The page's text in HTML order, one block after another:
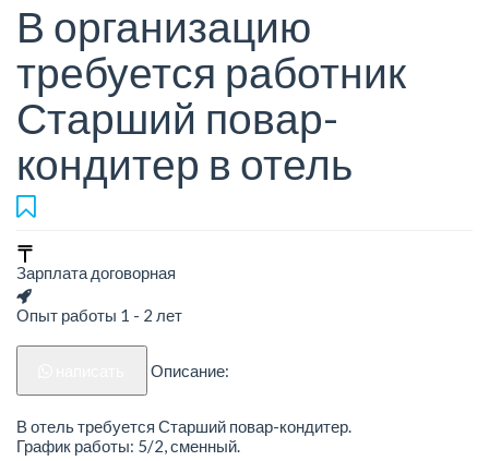
В организацию
требуется работник
Старший повар-
кондитер в отель
Зарплата договорная
Опыт работы 1 - 2 лет
Описание:
В отель требуется Старший повар-кондитер.
График работы: 5/2, сменный.